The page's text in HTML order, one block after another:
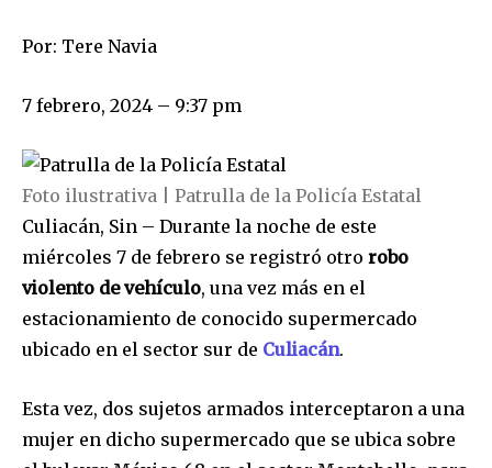
Por: Tere Navia
7 febrero, 2024 – 9:37 pm
Foto ilustrativa | Patrulla de la Policía Estatal
Culiacán, Sin – Durante la noche de este
miércoles 7 de febrero se registró otro robo
violento de vehículo, una vez más en el
estacionamiento de conocido supermercado
ubicado en el sector sur de Culiacán.
Esta vez, dos sujetos armados interceptaron a una
mujer en dicho supermercado que se ubica sobre